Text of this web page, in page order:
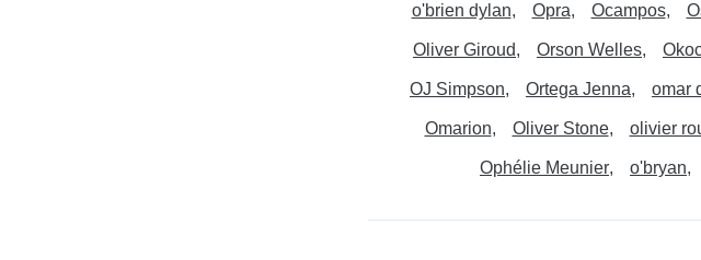
o'brien dylan Opra Ocampos
Oliver Giroud Orson Welles
OJ Simpson Ortega Jenna omar
Omarion Oliver Stone olivier
Ophélie Meunier o'bryan